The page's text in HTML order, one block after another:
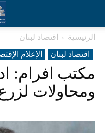
الرئيسية
اقتصاد لبنان
اقتصاد لبنان
الإعلام
مكتب افرام:
ومحاولات